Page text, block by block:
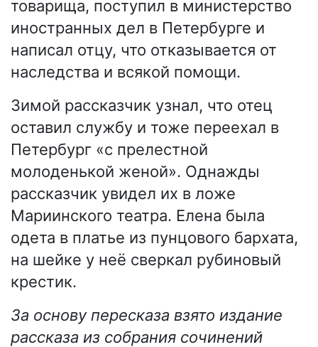
товарища, поступил в министерство
иностранных дел в Петербурге и
написал отцу, что отказывается от
наследства и всякой помощи.
Зимой рассказчик узнал, что отец
оставил службу и тоже переехал в
Петербург «с прелестной
молоденькой женой». Однажды
рассказчик увидел их в ложе
Мариинского театра. Елена была
одета в платье из пунцового бархата,
на шейке у неё сверкал рубиновый
крестик.
За основу пересказа взято издание
рассказа из собрания сочинений